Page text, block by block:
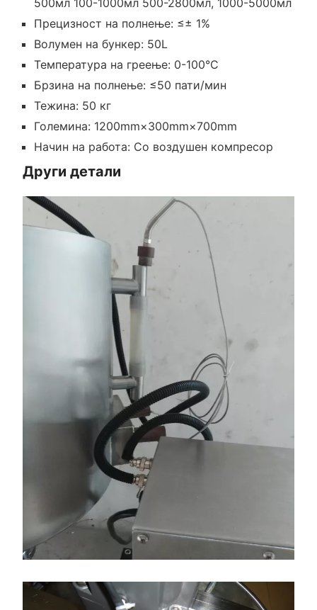
500мл 100-1000мл 500-2800мл, 1000-5000мл
Прецизност на полнење: ≤± 1%
Волумен на бункер: 50L
Температура на греење: 0-100°C
Брзина на полнење: ≤50 пати/мин
Тежина: 50 кг
Големина: 1200mm×300mm×700mm
Начин на работа: Со воздушен компресор
Други детали